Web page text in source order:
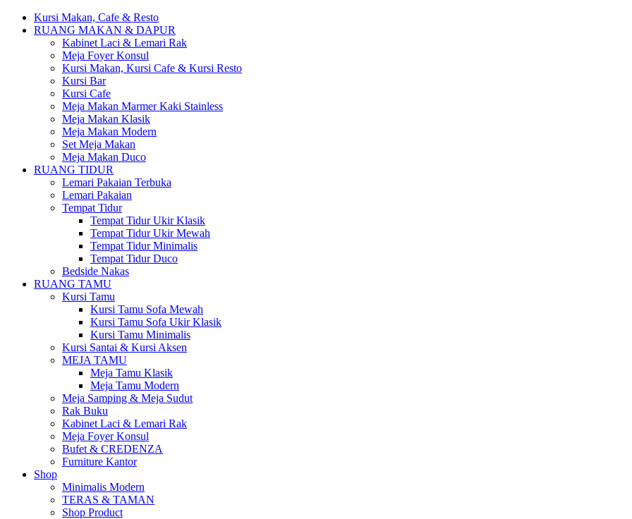
Kursi Makan, Cafe & Resto
RUANG MAKAN & DAPUR
Kabinet Laci & Lemari Rak
Meja Foyer Konsul
Kursi Makan, Kursi Cafe & Kursi Resto
Kursi Bar
Kursi Cafe
Meja Makan Marmer Kaki Stainless
Meja Makan Klasik
Meja Makan Modern
Set Meja Makan
Meja Makan Duco
RUANG TIDUR
Lemari Pakaian Terbuka
Lemari Pakaian
Tempat Tidur
Tempat Tidur Ukir Klasik
Tempat Tidur Ukir Mewah
Tempat Tidur Minimalis
Tempat Tidur Duco
Bedside Nakas
RUANG TAMU
Kursi Tamu
Kursi Tamu Sofa Mewah
Kursi Tamu Sofa Ukir Klasik
Kursi Tamu Minimalis
Kursi Santai & Kursi Aksen
MEJA TAMU
Meja Tamu Klasik
Meja Tamu Modern
Meja Samping & Meja Sudut
Rak Buku
Kabinet Laci & Lemari Rak
Meja Foyer Konsul
Bufet & CREDENZA
Furniture Kantor
Shop
Minimalis Modern
TERAS & TAMAN
Shop Product